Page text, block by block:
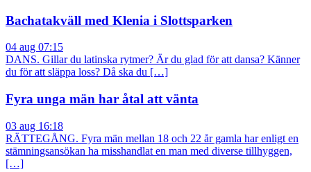
Bachatakväll med Klenia i Slottsparken
04 aug 07:15
DANS. Gillar du latinska rytmer? Är du glad för att dansa? Känner
du för att släppa loss? Då ska du […]
Fyra unga män har åtal att vänta
03 aug 16:18
RÄTTEGÅNG. Fyra män mellan 18 och 22 år gamla har enligt en
stämningsansökan ha misshandlat en man med diverse tillhyggen,
[…]